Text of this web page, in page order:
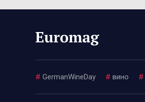
# GermanWineDay # вино #